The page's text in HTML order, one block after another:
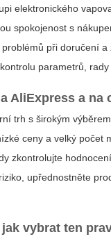
elektronického
spokojenost s
při doručení
parametrů,
AliExpress a na
trh s širokým
ceny a velký počet
zkontrolujte
upřednostněte
vybrat ten